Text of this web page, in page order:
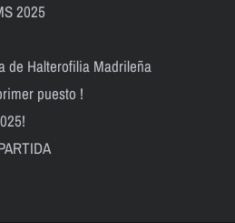
2025
de Halterofilia Madrileña
puesto !